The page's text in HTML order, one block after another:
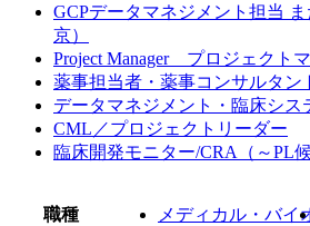
GCPデータマネジメント担当
京）
Project Manager プロジェクト
薬事担当者・薬事コンサルタン
データマネジメント・臨床シス
CML／プロジェクトリーダー
臨床開発モニター/CRA（～PL候
職種 メディカル・バイ